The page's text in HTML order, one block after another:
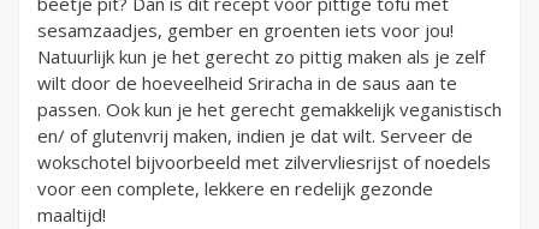
sesamzaadjes, gember en groenten iets voor jou!
Natuurlijk kun je het gerecht zo pittig maken als je zelf
wilt door de hoeveelheid Sriracha in de saus aan te
passen. Ook kun je het gerecht gemakkelijk veganistisch
en/ of glutenvrij maken, indien je dat wilt. Serveer de
wokschotel bijvoorbeeld met zilvervliesrijst of noedels
voor een complete, lekkere en redelijk gezonde
maaltijd!